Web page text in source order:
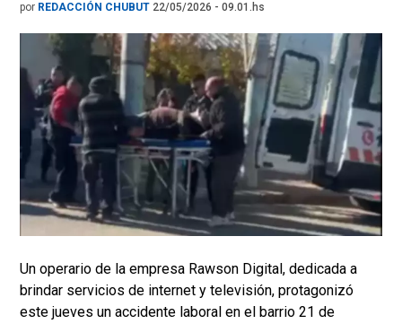
por REDACCIÓN CHUBUT 22/05/2026 - 09.01.hs
Un operario de la empresa Rawson Digital, dedicada a
brindar servicios de internet y televisión, protagonizó
este jueves un accidente laboral en el barrio 21 de